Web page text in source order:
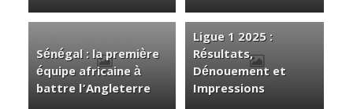
Sénégal : la première
équipe africaine à
battre l’Angleterre
Ligue 1 2025 :
Résultats,
Dénouement et
Impressions